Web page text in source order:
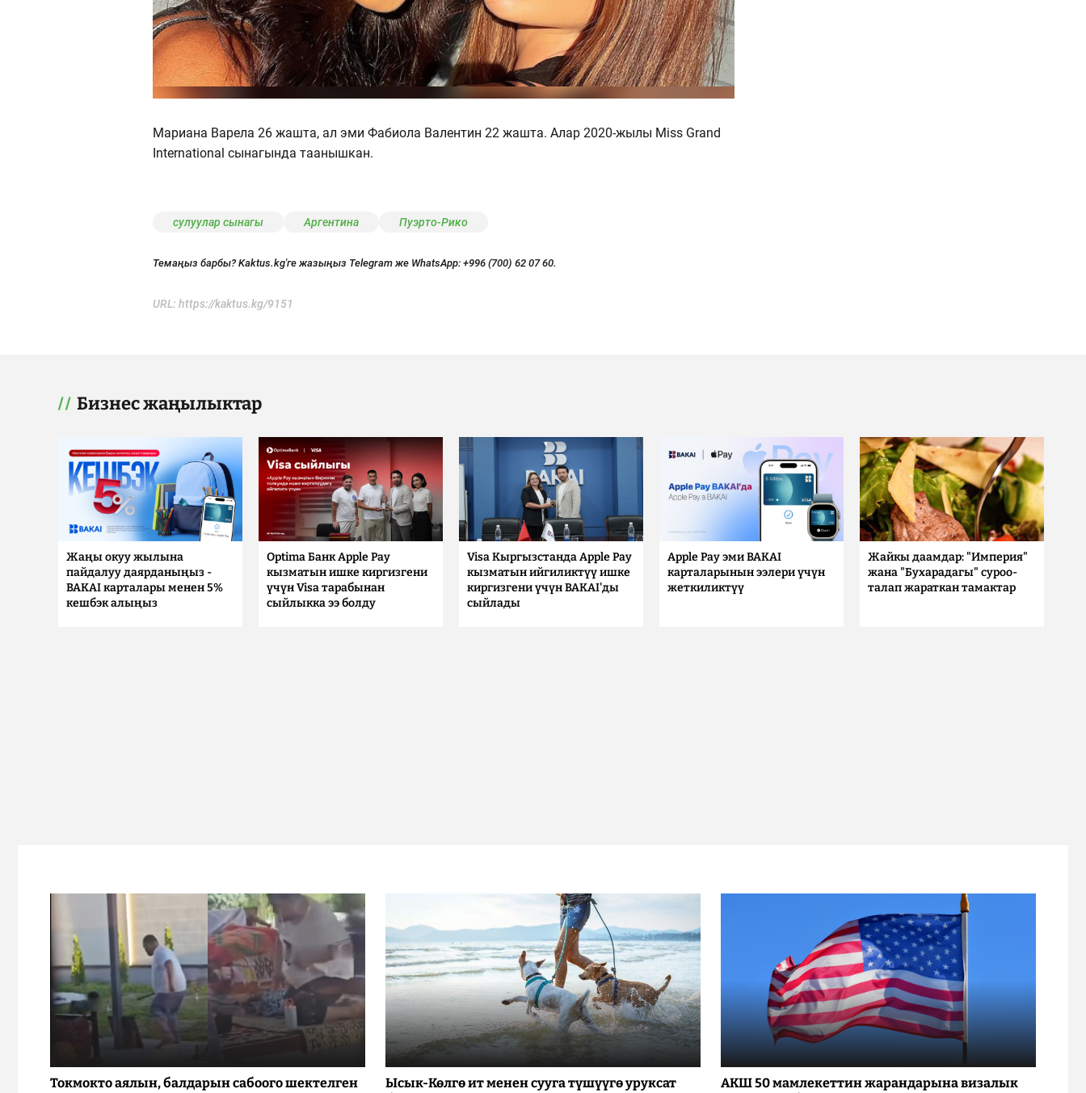
Мариана Варела 26 жашта, ал эми Фабиола Валентин 22 жашта. Алар 2020-жылы Miss Grand
International сынагында таанышкан.
сулуулар сынагы Аргентина Пуэрто-Рико
Темаңыз барбы? Kaktus.kg'ге жазыңыз Telegram же WhatsApp: +996 (700) 62 07 60.
URL: https://kaktus.kg/9151
Бизнес жаңылыктар
Жаңы окуу жылына
пайдалуу даярданыңыз -
BAKAI карталары менен 5%
кешбэк алыңыз
Optima Банк Apple Pay
кызматын ишке киргизгени
үчүн Visa тарабынан
сыйлыкка ээ болду
Visa Кыргызстанда Apple Pay
кызматын ийгиликтүү ишке
киргизгени үчүн BAKAI'ды
сыйлады
Apple Pay эми BAKAI
карталарынын ээлери үчүн
жеткиликтүү
Жайкы даамдар: "Империя"
жана "Бухарадагы" суроо-
талап жараткан тамактар
Токмокто аялын, балдарын сабоого шектелген
Ысык-Көлгө ит менен сууга түшүүгө уруксат
АКШ 50 мамлекеттин жарандарына визалык